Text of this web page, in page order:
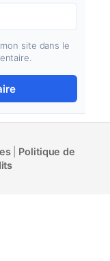
site dans le
| Politique de